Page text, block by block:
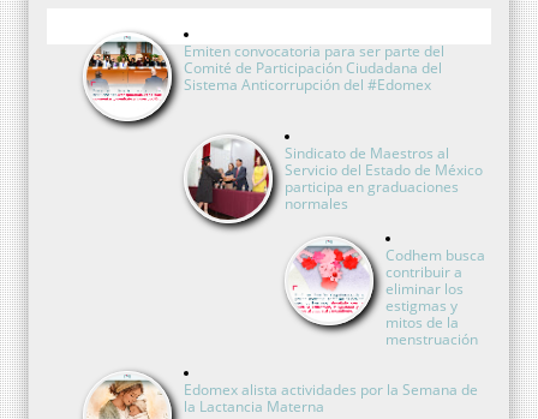
Emiten convocatoria para ser parte del
Comité de Participación Ciudadana del
Sistema Anticorrupción del #Edomex
Sindicato de Maestros al
Servicio del Estado de México
participa en graduaciones
normales
Codhem busca
contribuir a
eliminar los
estigmas y
mitos de la
menstruación
Edomex alista actividades por la Semana de
la Lactancia Materna